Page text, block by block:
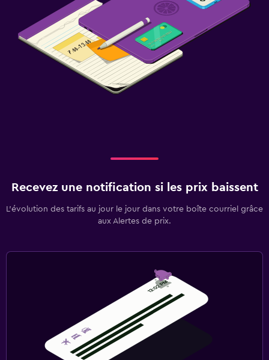
Recevez une notification si les prix baissent
L’évolution des tarifs au jour le jour dans votre boîte courriel grâce
aux Alertes de prix.